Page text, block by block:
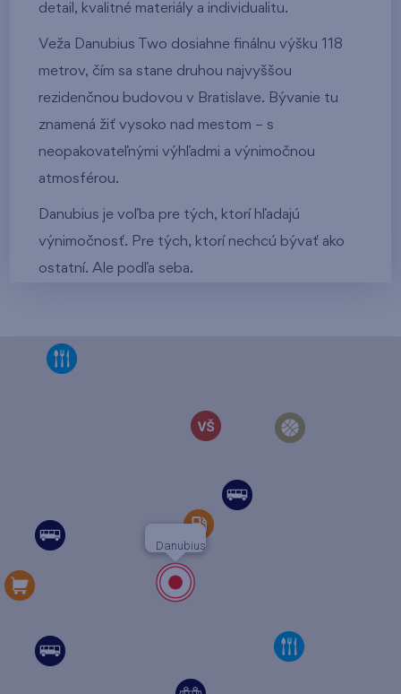
detail, kvalitné materiály a individualitu.
Veža Danubius Two dosiahne finálnu výšku 118
metrov, čím sa stane druhou najvyššou
rezidenčnou budovou v Bratislave. Bývanie tu
znamená žiť vysoko nad mestom – s
neopakovateľnými výhľadmi a výnimočnou
atmosférou.
Danubius je voľba pre tých, ktorí hľadajú
výnimočnosť. Pre tých, ktorí nechcú bývať ako
ostatní. Ale podľa seba.
Danubius